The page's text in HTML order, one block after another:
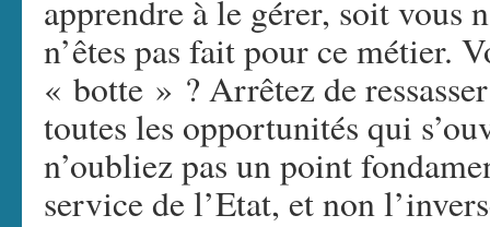
apprendre à le gérer, soit vous
n’êtes pas fait pour ce métier.
« botte » ? Arrêtez de
toutes les opportunités qui
n’oubliez pas un point
service de l’Etat, et non